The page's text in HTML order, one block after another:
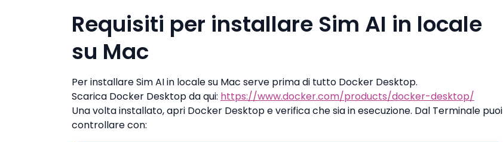
Requisiti per installare Sim AI in locale
su Mac
Per installare Sim AI in locale su Mac serve prima di tutto Docker Desktop.
Scarica Docker Desktop da qui: https://www.docker.com/products/docker-desktop/
Una volta installato, apri Docker Desktop e verifica che sia in esecuzione. Dal Terminale puoi
controllare con: